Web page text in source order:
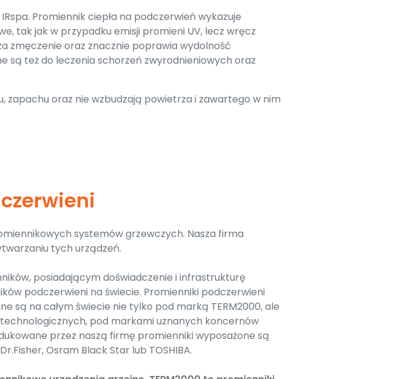
Promiennik ciepła na podczerwień wykazuje
tak jak w przypadku emisji promieni UV, lecz wręcz
zmęczenie oraz znacznie poprawia wydolność
są też do leczenia schorzeń zwyrodnieniowych oraz
zapachu oraz nie wzbudzają powietrza i zawartego w nim
systemów grzewczych. Nasza firma
tych urządzeń.
posiadającym doświadczenie i infrastrukturę
podczerwieni na świecie. Promienniki podczerwieni
są na całym świecie nie tylko pod marką TERM2000, ale
pod markami uznanych koncernów
przez naszą firmę promienniki wyposażone są
Osram Black Star lub TOSHIBA.